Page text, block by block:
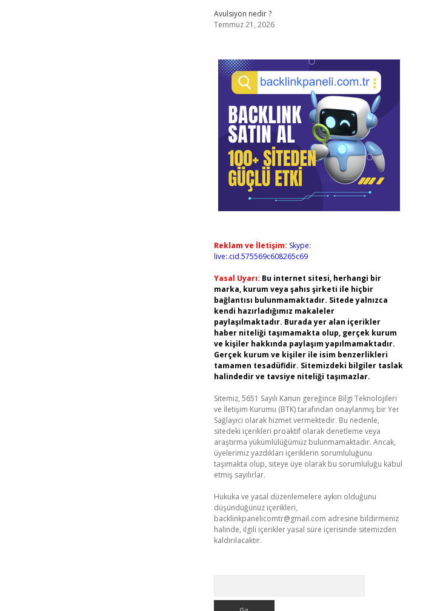
Avulsiyon nedir ?
Temmuz 21, 2026
Reklam ve İletişim: Skype:
live:.cid.575569c608265c69
Yasal Uyarı: Bu internet sitesi, herhangi bir
marka, kurum veya şahıs şirketi ile hiçbir
bağlantısı bulunmamaktadır. Sitede yalnızca
kendi hazırladığımız makaleler
paylaşılmaktadır. Burada yer alan içerikler
haber niteliği taşımamakta olup, gerçek kurum
ve kişiler hakkında paylaşım yapılmamaktadır.
Gerçek kurum ve kişiler ile isim benzerlikleri
tamamen tesadüfidir. Sitemizdeki bilgiler taslak
halindedir ve tavsiye niteliği taşımazlar.
Sitemiz, 5651 Sayılı Kanun gereğince Bilgi Teknolojileri
ve İletişim Kurumu (BTK) tarafından onaylanmış bir Yer
Sağlayıcı olarak hizmet vermektedir. Bu nedenle,
sitedeki içerikleri proaktif olarak denetleme veya
araştırma yükümlülüğümüz bulunmamaktadır. Ancak,
üyelerimiz yazdıkları içeriklerin sorumluluğunu
taşımakta olup, siteye üye olarak bu sorumluluğu kabul
etmiş sayılırlar.
Hukuka ve yasal düzenlemelere aykırı olduğunu
düşündüğünüz içerikleri,
backlinkpanelicomtr@gmail.com adresine bildirmeniz
halinde, ilgili içerikler yasal süre içerisinde sitemizden
kaldırılacaktır.